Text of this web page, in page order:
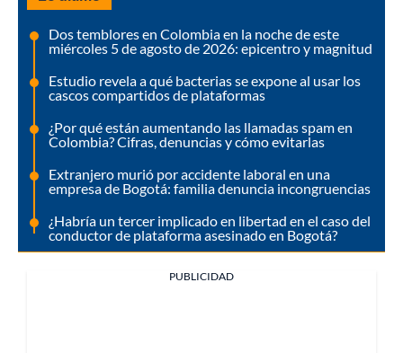
Dos temblores en Colombia en la noche de este
miércoles 5 de agosto de 2026: epicentro y magnitud
Estudio revela a qué bacterias se expone al usar los
cascos compartidos de plataformas
¿Por qué están aumentando las llamadas spam en
Colombia? Cifras, denuncias y cómo evitarlas
Extranjero murió por accidente laboral en una
empresa de Bogotá: familia denuncia incongruencias
¿Habría un tercer implicado en libertad en el caso del
conductor de plataforma asesinado en Bogotá?
PUBLICIDAD